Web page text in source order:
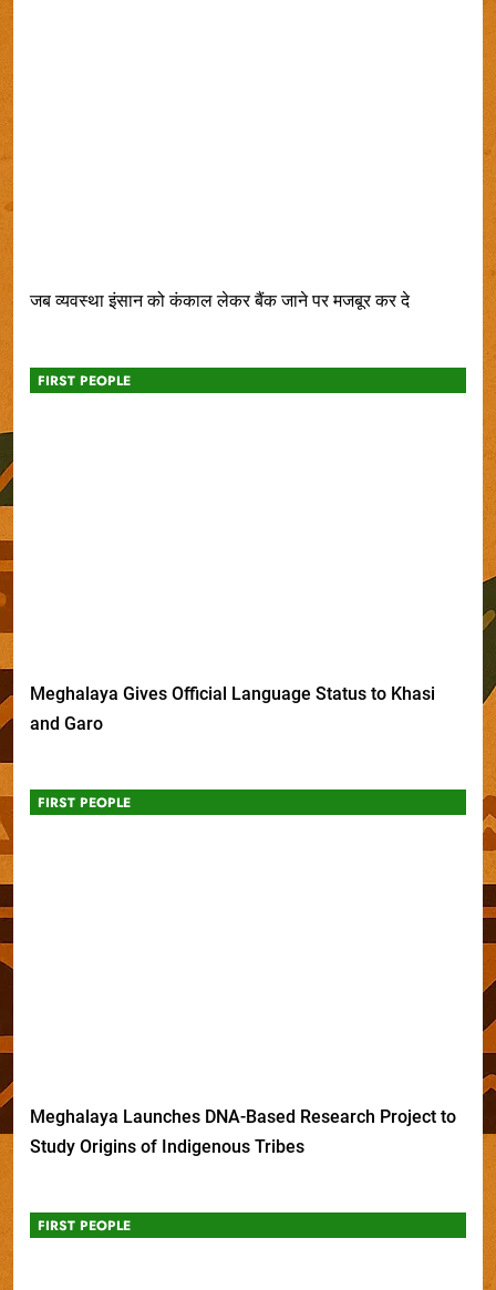
जब व्यवस्था इंसान को कंकाल लेकर बैंक जाने पर मजबूर कर दे
FIRST PEOPLE
Meghalaya Gives Official Language Status to Khasi
and Garo
FIRST PEOPLE
Meghalaya Launches DNA-Based Research Project to
Study Origins of Indigenous Tribes
FIRST PEOPLE